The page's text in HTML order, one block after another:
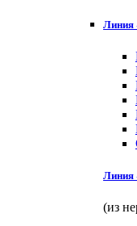
Линия
Линия
(из